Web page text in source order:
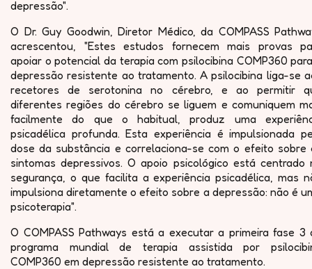
depressão".
O Dr. Guy Goodwin, Diretor Médico, da COMPASS
acrescentou, "Estes estudos fornecem mais provas
apoiar o potencial da terapia com psilocibina COMP360
depressão resistente ao tratamento. A psilocibina liga-se
recetores de serotonina no cérebro, e ao permitir
diferentes regiões do cérebro se liguem e comuniquem
facilmente do que o habitual, produz uma
psicadélica profunda. Esta experiência é impulsionada
dose da substância e correlaciona-se com o efeito sobre
sintomas depressivos. O apoio psicológico está centrado
segurança, o que facilita a experiência psicadélica, mas
impulsiona diretamente o efeito sobre a depressão: não é
psicoterapia".
O COMPASS Pathways está a executar a primeira fase 3
programa mundial de terapia assistida por
COMP360 em depressão resistente ao tratamento.